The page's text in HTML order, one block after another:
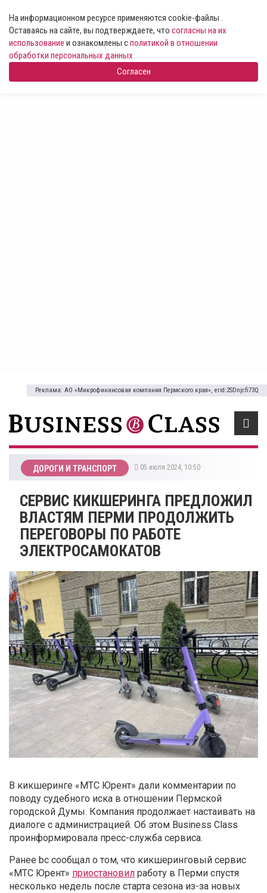
На информационном ресурсе применяются cookie-файлы .
Оставаясь на сайте, вы подтверждаете, что согласны на их
использование и ознакомлены сполитикой в отношении
обработки персональных данных
Согласен
Реклама: АО «Микрофинансовая компания Пермского края», erid:2SDnjcfi73Q
ДОРОГИ И ТРАНСПОРТ 05 июля 2024, 10:50
СЕРВИС КИКШЕРИНГА ПРЕДЛОЖИЛ
ВЛАСТЯМ ПЕРМИ ПРОДОЛЖИТЬ
ПЕРЕГОВОРЫ ПО РАБОТЕ
ЭЛЕКТРОСАМОКАТОВ
В кикшеринге «МТС Юрент» дали комментарии по
поводу судебного иска в отношении Пермской
городской Думы. Компания продолжает настаивать на
диалоге с администрацией. Об этом Business Class
проинформировала пресс-служба сервиса.
Ранее bc сообщал о том, что кикшеринговый сервис
«МТС Юрент» приостановил работу в Перми спустя
несколько недель после старта сезона из-за новых